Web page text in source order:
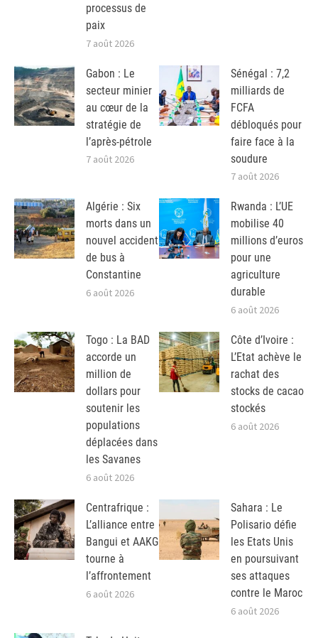
processus de
paix
7 août 2026
Gabon : Le
secteur minier
au cœur de la
stratégie de
l’après-pétrole
7 août 2026
Sénégal : 7,2
milliards de
FCFA
débloqués pour
faire face à la
soudure
7 août 2026
Algérie : Six
morts dans un
nouvel accident
de bus à
Constantine
6 août 2026
Rwanda : L’UE
mobilise 40
millions d’euros
pour une
agriculture
durable
6 août 2026
Togo : La BAD
accorde un
million de
dollars pour
soutenir les
populations
déplacées dans
les Savanes
6 août 2026
Côte d’Ivoire :
L’Etat achève le
rachat des
stocks de cacao
stockés
6 août 2026
Centrafrique :
L’alliance entre
Bangui et AAKG
tourne à
l’affrontement
6 août 2026
Sahara : Le
Polisario défie
les Etats Unis
en poursuivant
ses attaques
contre le Maroc
6 août 2026